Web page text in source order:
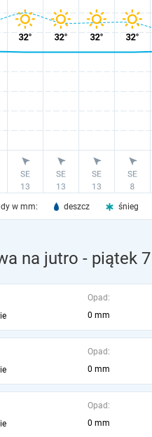
w mm: deszcz śnieg
na jutro - piątek
Opad:
0 mm
Opad:
0 mm
Opad:
0 mm